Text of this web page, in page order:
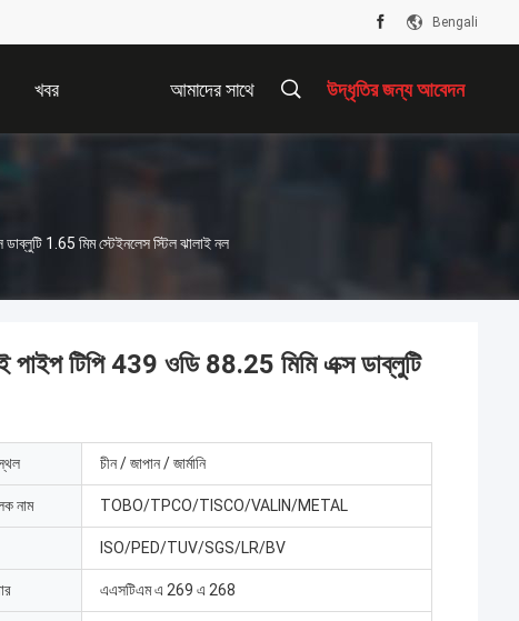
Bengali
খবর আমাদের সাথে উদ্ধৃতির জন্য আবেদন
1.65 মিম স্টেইনলেস স্টিল ঝালাই নল
টিপি 439 ওডি 88.25 মিমি এক্স ডাব্লুটি
চীন / জাপান / জার্মানি
নাম TOBO/TPCO/TISCO/VALIN/METAL
ISO/PED/TUV/SGS/LR/BV
এএসটিএম এ 269 এ 268